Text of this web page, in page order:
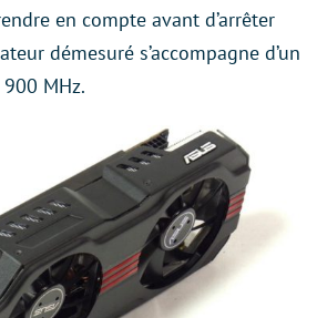
en compte avant d’arrêter
démesuré s’accompagne d’un
MHz.